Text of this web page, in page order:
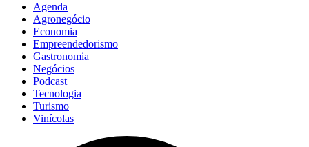
Agenda
Agronegócio
Economia
Empreendedorismo
Gastronomia
Negócios
Podcast
Tecnologia
Turismo
Vinícolas